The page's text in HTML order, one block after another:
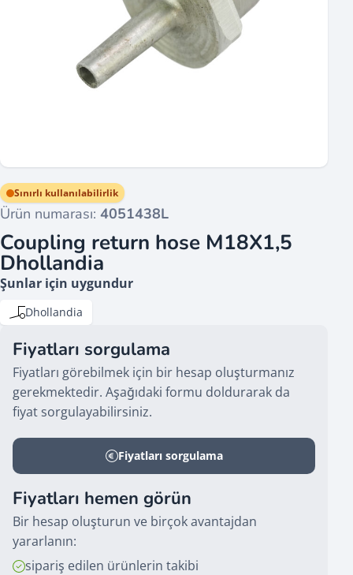
Ürün numarası: 4051438L
Sınırlı kullanılabilirlik
Coupling return hose M18X1,5
Dhollandia
Şunlar için uygundur
Dhollandia
Fiyatları sorgulama
Fiyatları görebilmek için bir hesap oluşturmanız
gerekmektedir. Aşağıdaki formu doldurarak da
fiyat sorgulayabilirsiniz.
Fiyatları sorgulama
Fiyatları hemen görün
Bir hesap oluşturun ve birçok avantajdan
yararlanın:
sipariş edilen ürünlerin takibi